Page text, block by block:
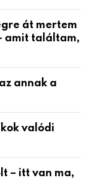
át mertem
amit találtam,
annak a
valódi
– itt van ma,